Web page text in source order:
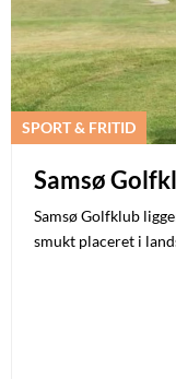
SPORT & FRITID
Samsø
Samsø Golfklub
smukt placeret i